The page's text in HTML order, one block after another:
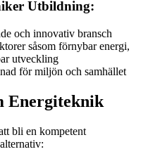
Utbildning:
och innovativ bransch
såsom förnybar energi,
utveckling
för miljön och samhället
Energiteknik
bli en kompetent